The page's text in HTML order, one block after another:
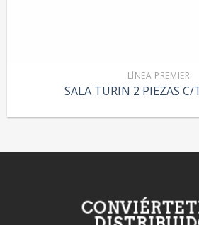
LÍNEA PREMIER
SALA TURIN 2 PIEZAS C/